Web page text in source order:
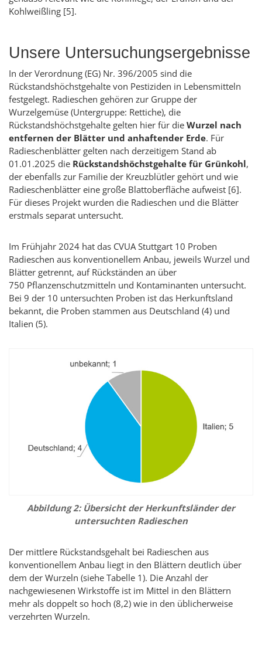
Kohlweißling [5].
Unsere Untersuchungsergebnisse
In der Verordnung (EG) Nr. 396/2005 sind die
Rückstandshöchstgehalte von Pestiziden in Lebensmitteln
festgelegt. Radieschen gehören zur Gruppe der
Wurzelgemüse (Untergruppe: Rettiche), die
Rückstandshöchstgehalte gelten hier für die Wurzel nach
entfernen der Blätter und anhaftender Erde. Für
Radieschenblätter gelten nach derzeitigem Stand ab
01.01.2025 die Rückstandshöchstgehalte für Grünkohl,
der ebenfalls zur Familie der Kreuzblütler gehört und wie
Radieschenblätter eine große Blattoberfläche aufweist [6].
Für dieses Projekt wurden die Radieschen und die Blätter
erstmals separat untersucht.
Im Frühjahr 2024 hat das CVUA Stuttgart 10 Proben
Radieschen aus konventionellem Anbau, jeweils Wurzel und
Blätter getrennt, auf Rückständen an über
750 Pflanzenschutzmitteln und Kontaminanten untersucht.
Bei 9 der 10 untersuchten Proben ist das Herkunftsland
bekannt, die Proben stammen aus Deutschland (4) und
Italien (5).
Abbildung 2: Übersicht der Herkunftsländer der
untersuchten Radieschen
Der mittlere Rückstandsgehalt bei Radieschen aus
konventionellem Anbau liegt in den Blättern deutlich über
dem der Wurzeln (siehe Tabelle 1). Die Anzahl der
nachgewiesenen Wirkstoffe ist im Mittel in den Blättern
mehr als doppelt so hoch (8,2) wie in den üblicherweise
verzehrten Wurzeln.